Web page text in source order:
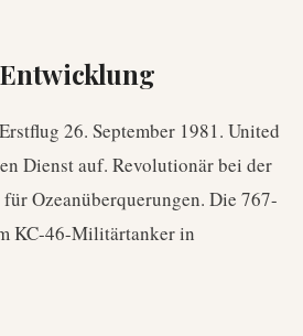
26. September 1981. United
Dienst auf. Revolutionär bei der
Ozeanüberquerungen. Die 767-
KC-46-Militärtanker in